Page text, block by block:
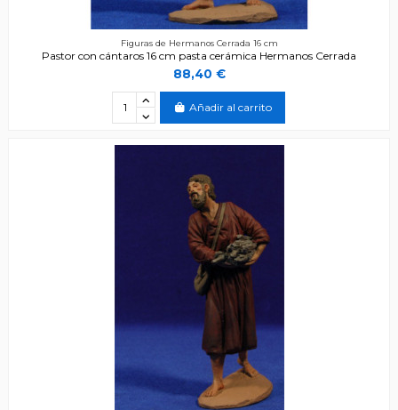
Figuras de Hermanos Cerrada 16 cm
Pastor con cántaros 16 cm pasta cerámica Hermanos Cerrada
88,40 €
Añadir al carrito